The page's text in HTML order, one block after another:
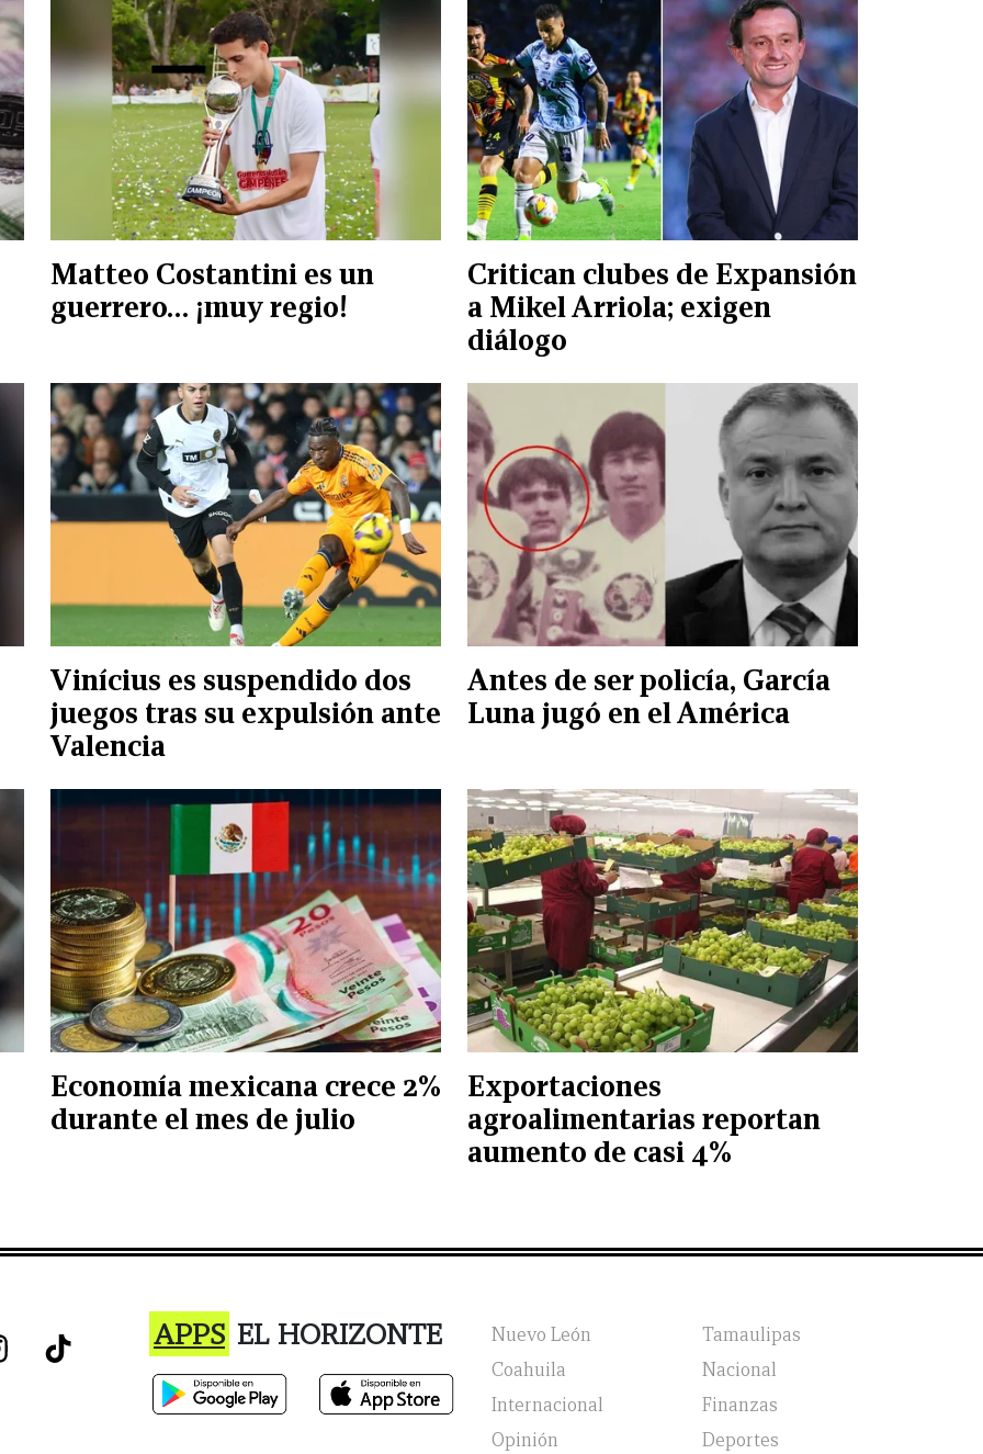
Matteo Costantini es un
guerrero… ¡muy regio!
Critican clubes de Expansión
a Mikel Arriola; exigen
diálogo
Vinícius es suspendido dos
juegos tras su expulsión ante
Valencia
Antes de ser policía, García
Luna jugó en el América
Economía mexicana crece 2%
durante el mes de julio
Exportaciones
agroalimentarias reportan
aumento de casi 4%
APPS EL HORIZONTE Nuevo León
Tamaulipas
Coahuila
Nacional
Internacional
Finanzas
Opinión
Deportes